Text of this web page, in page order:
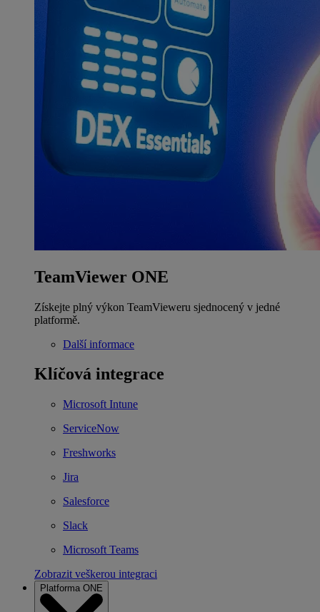
TeamViewer ONE
Získejte plný výkon TeamVieweru sjednocený v jedné
platformě.
Další informace
Klíčová integrace
Microsoft Intune
ServiceNow
Freshworks
Jira
Salesforce
Slack
Microsoft Teams
Zobrazit veškerou integraci
Platforma ONE